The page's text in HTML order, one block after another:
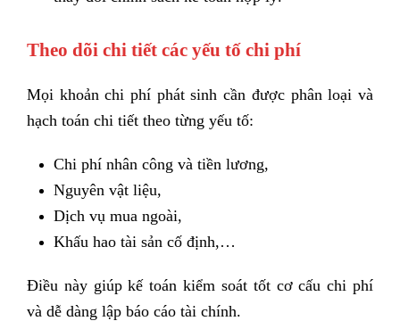
Theo dõi chi tiết các yếu tố chi phí
Mọi khoản chi phí phát sinh cần được phân loại và
hạch toán chi tiết theo từng yếu tố:
Chi phí nhân công và tiền lương,
Nguyên vật liệu,
Dịch vụ mua ngoài,
Khấu hao tài sản cố định,…
Điều này giúp kế toán kiểm soát tốt cơ cấu chi phí
và dễ dàng lập báo cáo tài chính.